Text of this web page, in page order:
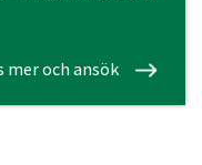
mer och ansök